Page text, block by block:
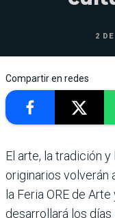
2
Compartir en redes
El arte, la tradición
originarios volverán
la Feria ORE de
desarrollará los días